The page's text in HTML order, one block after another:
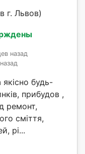
г. Львов)
назад
будь-
прибудов ,
ремонт,
сміття,
рі...